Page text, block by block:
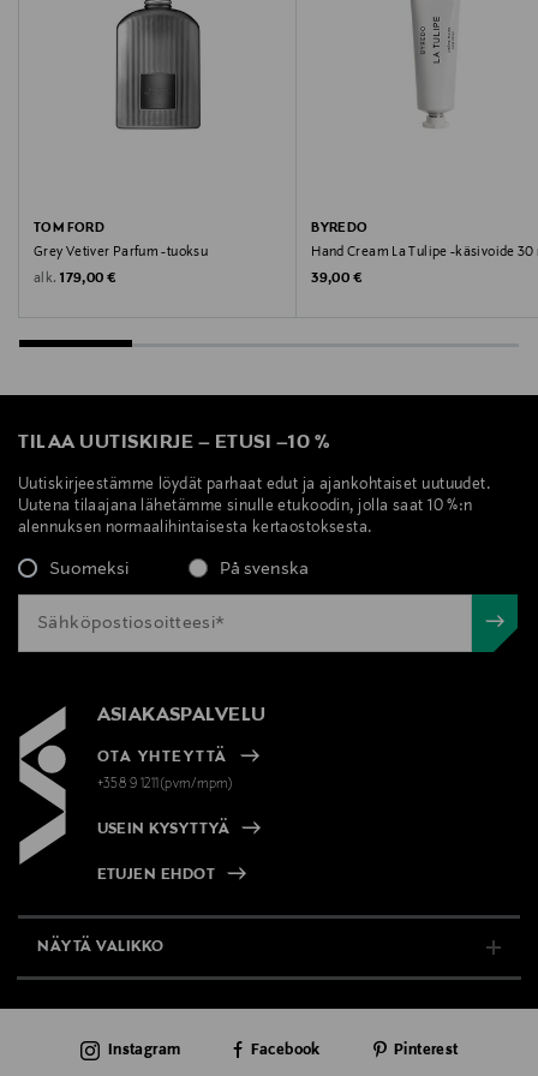
TOM FORD
Grey Vetiver Parfum -tuoksu
alk. Original Price
179,00 €
BYREDO
Hand Cream La Tulipe -käsivoide 30
Original Price
39,00 €
TILAA UUTISKIRJE – ETUSI –10 %
Uutiskirjeestämme löydät parhaat edut ja ajankohtaiset uutuudet.
Uutena tilaajana lähetämme sinulle etukoodin, jolla saat 10 %:n
alennuksen normaalihintaisesta kertaostoksesta.
Suomeksi På svenska
ASIAKASPALVELU
OTA YHTEYTTÄ
+358 9 1211(pvm/mpm)
USEIN KYSYTTYÄ
ETUJEN EHDOT
NÄYTÄ VALIKKO
AJANKOHTAISTA
Instagram Facebook Pinterest